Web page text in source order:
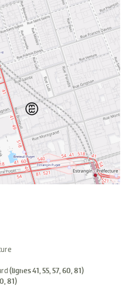
(lignes 41, 55, 57, 60, 81)
81)